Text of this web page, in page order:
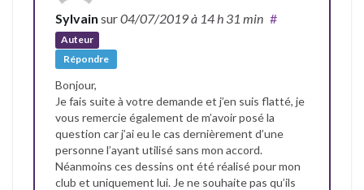
Sylvain sur04/07/2019à 14 h 31 min
Auteur
#
Répondre
Bonjour,
Je fais suite à votre demande et j’en suis flatté, je
vous remercie également de m’avoir posé la
question car j’ai eu le cas dernièrement d’une
personne l’ayant utilisé sans mon accord.
Néanmoins ces dessins ont été réalisé pour mon
club et uniquement lui. Je ne souhaite pas qu’ils